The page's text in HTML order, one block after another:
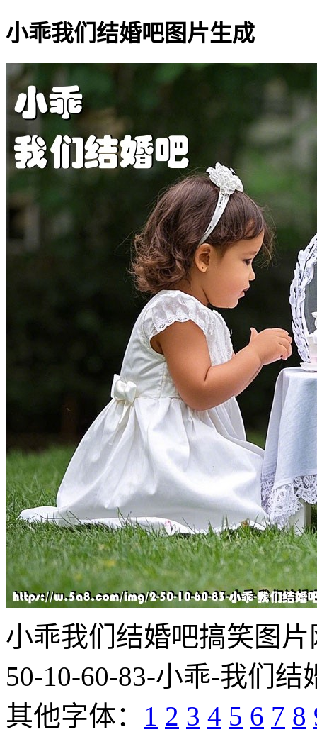
小乖我们结婚吧图片生成
小乖我们结婚吧搞笑图片
50-10-60-83-小乖-我们结
其他字体： 1 2 3 4 5 6 7 8